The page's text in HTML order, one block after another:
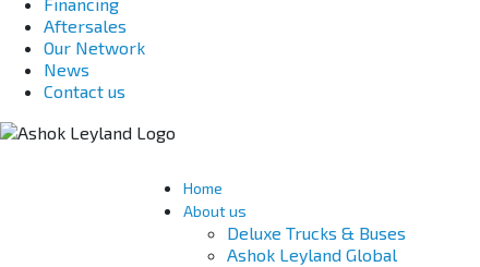
Aftersales
Our Network
News
Contact us
Home
About us
Deluxe Trucks & Buses
Ashok Leyland Global